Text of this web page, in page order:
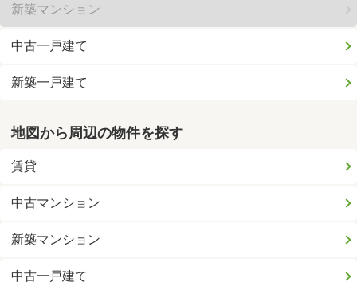
新築マンション
中古一戸建て
新築一戸建て
地図から周辺の物件を探す
賃貸
中古マンション
新築マンション
中古一戸建て